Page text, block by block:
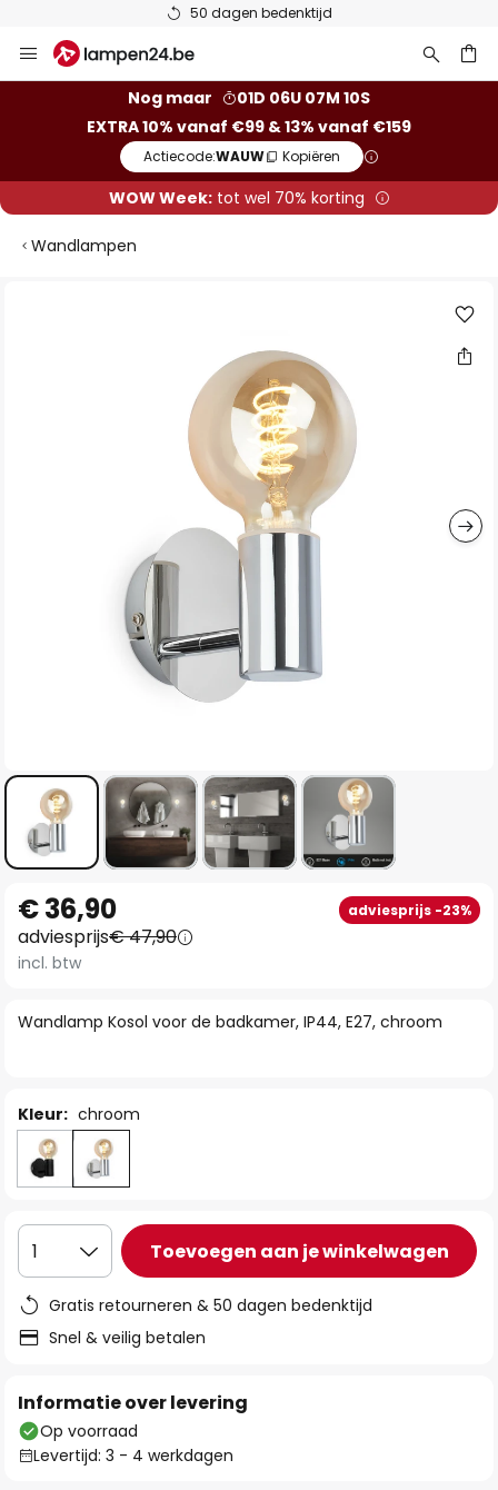
50 dagen bedenktijd
naar
Nog maar
01D 06U 07M 10S
EXTRA 10% vanaf €99 & 13% vanaf €159
Actiecode:WAUW Kopiëren
WOW Week:tot wel 70% korting
Wandlampen
naar
het
begin
de
Wandlamp Kosol voor de badkamer, IP44, E27, chroom
€ 36,90 adviesprijs -23%
adviesprijs€ 47,90
incl. btw
Kleur: chroom
1 Toevoegen aan je winkelwagen
Gratis retourneren & 50 dagen bedenktijd
Snel & veilig betalen
Informatie over levering
Op voorraad
Levertijd: 3 - 4 werkdagen